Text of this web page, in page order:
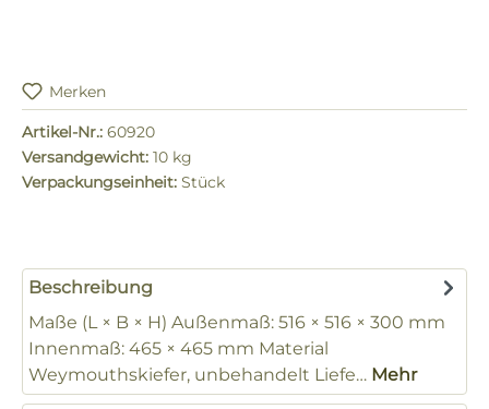
Merken
Artikel-Nr.: 60920
Versandgewicht: 10 kg
Verpackungseinheit: Stück
Beschreibung
Maße (L × B × H) Außenmaß: 516 × 516 × 300 mm
Innenmaß: 465 × 465 mm Material
Weymouthskiefer, unbehandelt Liefe… Mehr